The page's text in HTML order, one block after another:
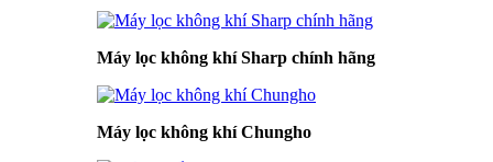
Máy lọc không khí Sharp chính hãng
Máy lọc không khí Chungho